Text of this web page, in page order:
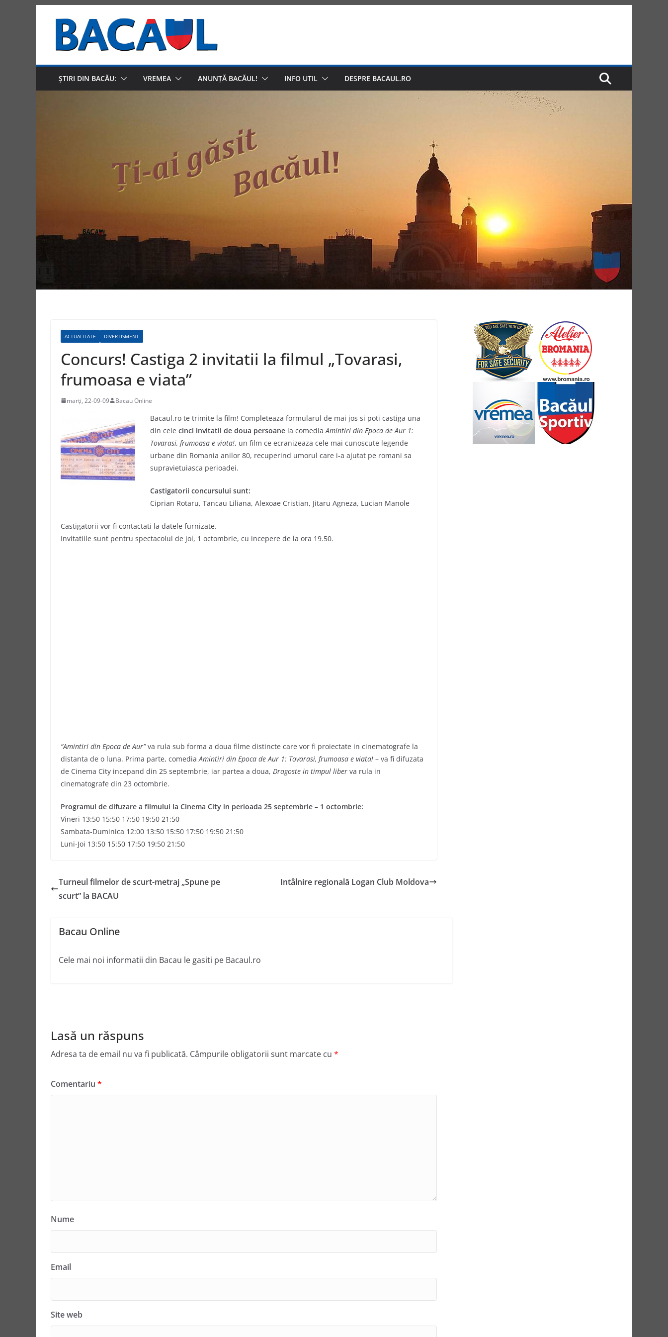
content
ȘTIRI DIN BACĂU: VREMEA ANUNȚĂ BACĂUL! INFO UTIL DESPRE BACAUL.RO
ACTUALITATE DIVERTISMENT
Concurs! Castiga 2 invitatii la filmul „Tovarasi,
frumoasa e viata”
marți, 22-09-09 Bacau Online
Bacaul.ro te trimite la film! Completeaza formularul de mai jos si poti castiga una
din cele cinci invitatii de doua persoane la comediaAmintiri din Epoca de Aur 1:
Tovarasi, frumoasa e viata!, un film ce ecranizeaza cele mai cunoscute legende
urbane din Romania anilor 80, recuperind umorul care i-a ajutat pe romani sa
supravietuiasca perioadei.
Castigatorii concursului sunt:
Ciprian Rotaru, Tancau Liliana, Alexoae Cristian, Jitaru Agneza, Lucian Manole
Castigatorii vor fi contactati la datele furnizate.
Invitatiile sunt pentru spectacolul de joi, 1 octombrie, cu incepere de la ora 19.50.
“Amintiri din Epoca de Aur”va rula sub forma a doua filme distincte care vor fi proiectate in cinematografe la
distanta de o luna. Prima parte, comediaAmintiri din Epoca de Aur 1: Tovarasi, frumoasa e viata! – va fi difuzata
de Cinema City incepand din 25 septembrie, iar partea a doua, Dragoste in timpul liber va rula in
cinematografe din 23 octombrie.
Programul de difuzare a filmului la Cinema City in perioada 25 septembrie – 1 octombrie:
Vineri 13:50 15:50 17:50 19:50 21:50
Sambata-Duminica 12:00 13:50 15:50 17:50 19:50 21:50
Luni-Joi 13:50 15:50 17:50 19:50 21:50
Turneul filmelor de scurt-metraj „Spune pe
scurt” la BACAU
Intâlnire regională Logan Club Moldova
Bacau Online
Cele mai noi informatii din Bacau le gasiti pe Bacaul.ro
Lasă un răspuns
Adresa ta de email nu va fi publicată. Câmpurile obligatorii sunt marcate cu *
Comentariu *
Nume
Email
Site web